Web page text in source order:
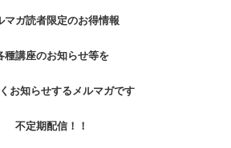
マガ読者限定のお得情報
種講座のお知らせ等を
お知らせするメルマガです
不定期配信！！